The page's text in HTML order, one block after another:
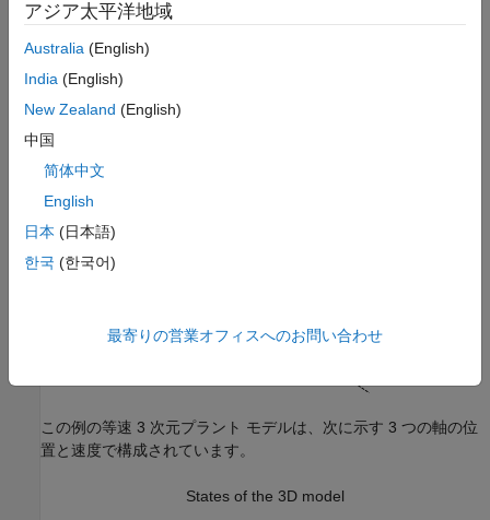
)、範囲、および仰角 (
) の読み取り値を測定値として使用します。
この例の等速 3 次元プラント モデルは、次に示す 3 つの軸の位
置と速度で構成されています。
States of the 3D model
アジア太平洋地域
Australia (English)
India (English)
New Zealand (English)
中国
简体中文
English
日本 (日本語)
한국 (한국어)
最寄りの営業オフィスへのお問い合わせ